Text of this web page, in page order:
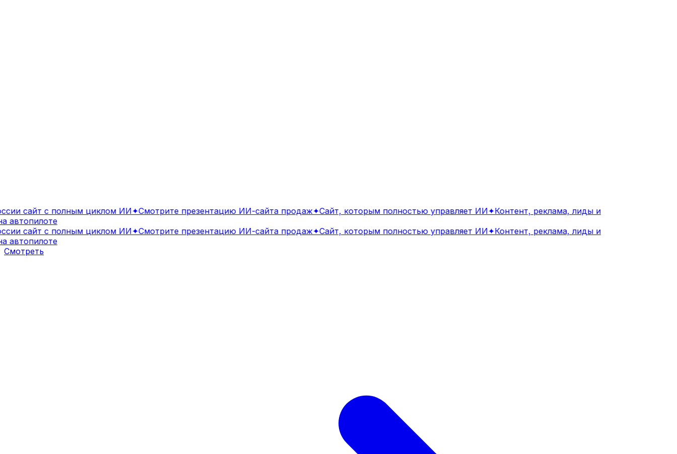
сайт с полным циклом ИИ✦Смотрите презентацию ИИ-сайта продаж✦Сайт, которым полностью управляет ИИ✦Контент, реклама, лиды и
сайт с полным циклом ИИ✦Смотрите презентацию ИИ-сайта продаж✦Сайт, которым полностью управляет ИИ✦Контент, реклама, лиды и
Смотреть